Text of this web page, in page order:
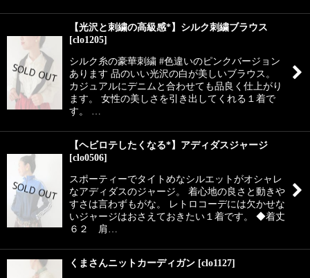
【光沢と刺繍の高級感*】シルク刺繍ブラウス
[clo1205]
シルク糸の豪華刺繍 #色違いのピンクバージョン
あります 品のいい光沢の白が美しいブラウス。
カジュアルにデニムと合わせても品良く仕上がり
ます。 女性の美しさを引き出してくれる１着で
す。 …
【ヘビロテしたくなる*】アディダスジャージ
[clo0506]
スポーティーでタイトめなシルエットがオシャレ
なアディダスのジャージ。 着心地の良さと動きや
すさは言わずもがな。 レトロコーデには欠かせな
いジャージはおさえておきたい１着です。 ◆着丈
６２ 肩…
くまさんニットカーディガン [clo1127]